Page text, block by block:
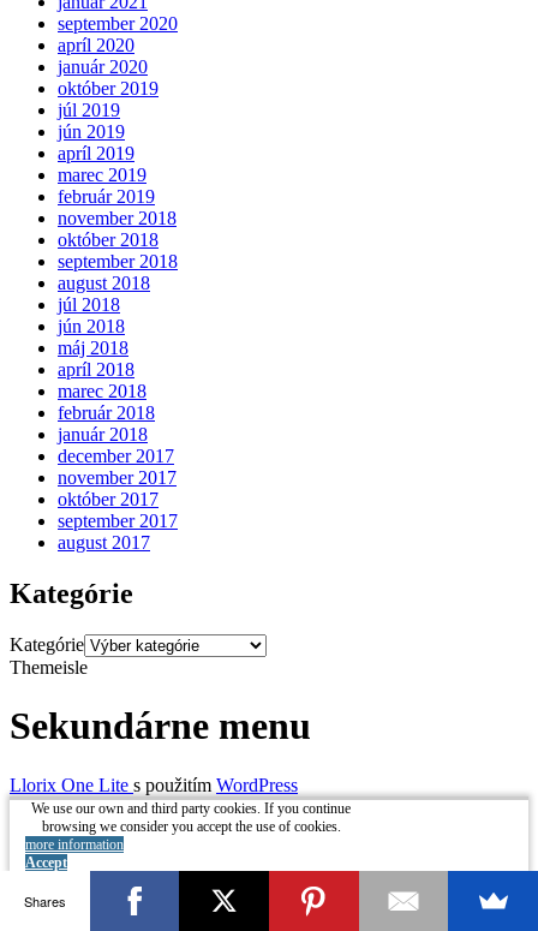
september 2020
apríl 2020
január 2020
október 2019
júl 2019
jún 2019
apríl 2019
marec 2019
február 2019
november 2018
október 2018
september 2018
august 2018
júl 2018
jún 2018
máj 2018
apríl 2018
marec 2018
február 2018
január 2018
december 2017
november 2017
október 2017
september 2017
august 2017
Kategórie
Kategórie
Themeisle
Sekundárne menu
Llorix One Lite s použitím WordPress
We use our own and third party cookies. If you continue
browsing we consider you accept the use of cookies.
more information
Accept
Shares